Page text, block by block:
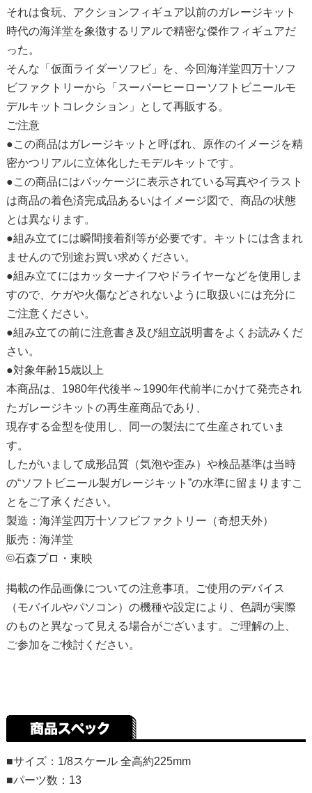
それは食玩、アクションフィギュア以前のガレージキット
時代の海洋堂を象徴するリアルで精密な傑作フィギュアだ
った。
そんな「仮面ライダーソフビ」を、今回海洋堂四万十ソフ
ビファクトリーから「スーパーヒーローソフトビニールモ
デルキットコレクション」として再販する。
ご注意
●この商品はガレージキットと呼ばれ、原作のイメージを精
密かつリアルに立体化したモデルキットです。
●この商品にはパッケージに表示されている写真やイラスト
は商品の着色済完成品あるいはイメージ図で、商品の状態
とは異なります。
●組み立てには瞬間接着剤等が必要です。キットには含まれ
ませんので別途お買い求めください。
●組み立てにはカッターナイフやドライヤーなどを使用しま
すので、ケガや火傷などされないように取扱いには充分に
ご注意ください。
●組み立ての前に注意書き及び組立説明書をよくお読みくだ
さい。
●対象年齢15歳以上
本商品は、1980年代後半～1990年代前半にかけて発売され
たガレージキットの再生産商品であり、
現存する金型を使用し、同一の製法にて生産されていま
す。
したがいまして成形品質（気泡や歪み）や検品基準は当時
の“ソフトビニール製ガレージキット”の水準に留まりますこ
とをご了承ください。
製造：海洋堂四万十ソフビファクトリー（奇想天外）
販売：海洋堂
©石森プロ・東映
掲載の作品画像についての注意事項。ご使用のデバイス
（モバイルやパソコン）の機種や設定により、色調が実際
のものと異なって見える場合がございます。ご理解の上、
ご参加をご検討ください。
■サイズ：1/8スケール 全高約225mm
■パーツ数：13